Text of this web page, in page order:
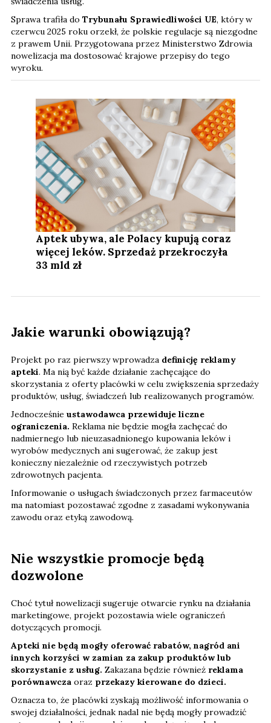
Sprawa trafiła do Trybunału Sprawiedliwości UE, który w
czerwcu 2025 roku orzekł, że polskie regulacje są niezgodne
z prawem Unii. Przygotowana przez Ministerstwo Zdrowia
nowelizacja ma dostosować krajowe przepisy do tego
wyroku.
Aptek ubywa, ale Polacy kupują coraz
więcej leków. Sprzedaż przekroczyła
33 mld zł
Jakie warunki obowiązują?
Projekt po raz pierwszy wprowadza definicję reklamy
apteki. Ma nią być każde działanie zachęcające do
skorzystania z oferty placówki w celu zwiększenia sprzedaży
produktów, usług, świadczeń lub realizowanych programów.
Jednocześnie ustawodawca przewiduje liczne
ograniczenia. Reklama nie będzie mogła zachęcać do
nadmiernego lub nieuzasadnionego kupowania leków i
wyrobów medycznych ani sugerować, że zakup jest
konieczny niezależnie od rzeczywistych potrzeb
zdrowotnych pacjenta.
Informowanie o usługach świadczonych przez farmaceutów
ma natomiast pozostawać zgodne z zasadami wykonywania
zawodu oraz etyką zawodową.
Nie wszystkie promocje będą
dozwolone
Choć tytuł nowelizacji sugeruje otwarcie rynku na działania
marketingowe, projekt pozostawia wiele ograniczeń
dotyczących promocji.
Apteki nie będą mogły oferować rabatów, nagród ani
innych korzyści w zamian za zakup produktów lub
skorzystanie z usług. Zakazana będzie również reklama
porównawcza oraz przekazy kierowane do dzieci.
Oznacza to, że placówki zyskają możliwość informowania o
swojej działalności, jednak nadal nie będą mogły prowadzić